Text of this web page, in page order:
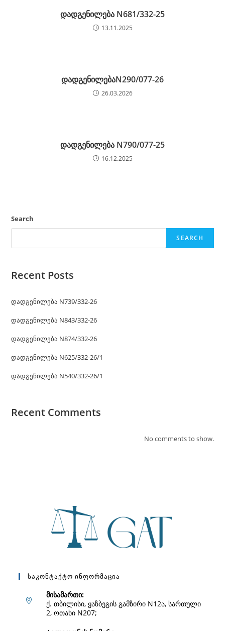
დადგენილება N681/332-25
13.11.2025
დადგენილებაN290/077-26
26.03.2026
დადგენილება N790/077-25
16.12.2025
Search
SEARCH
Recent Posts
დადგენილება N739/332-26
დადგენილება N843/332-26
დადგენილება N874/332-26
დადგენილება N625/332-26/1
დადგენილება N540/332-26/1
Recent Comments
No comments to show.
Საკონტაქტო Ინფორმაცია
მისამართი:
ქ. თბილისი, ყაზბეგის გამზირი N12ა, სართული
2, ოთახი N207;